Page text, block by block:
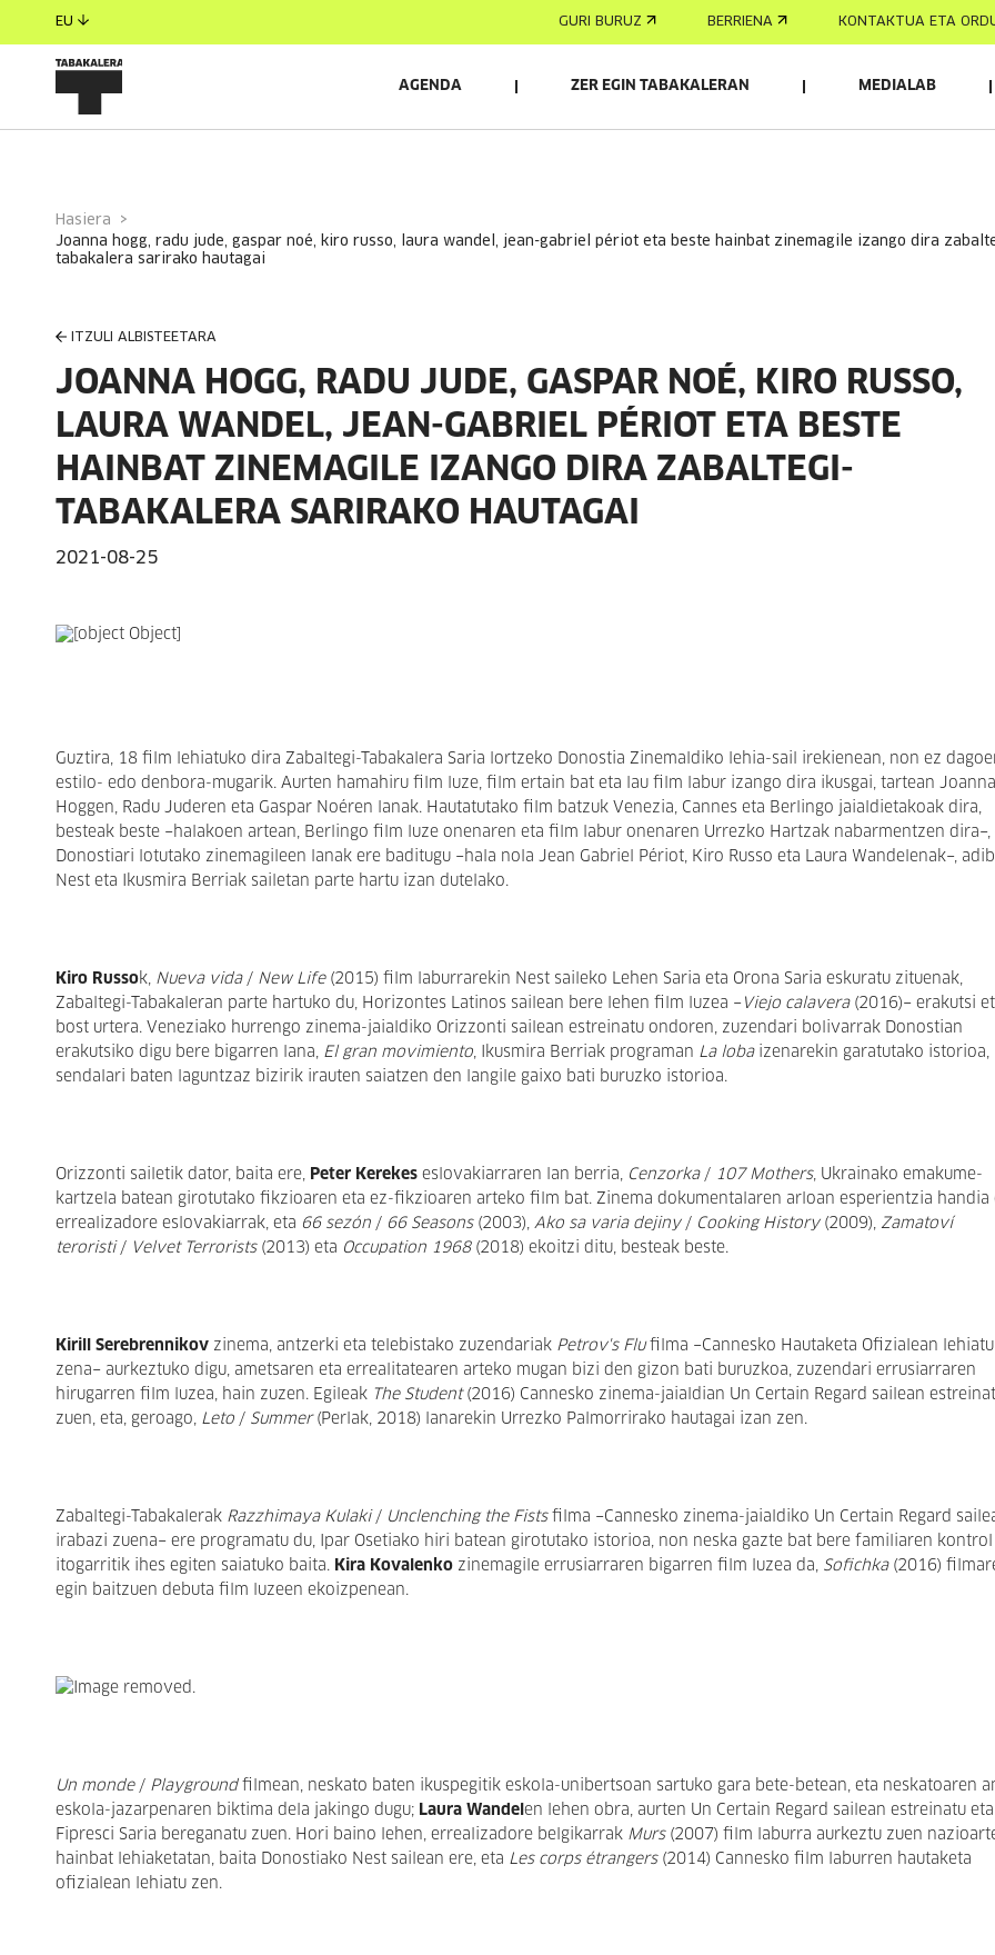
EU GURI BURUZ BERRIENA KONTAKTUA ETA
AGENDA ZER EGIN TABAKALERAN MEDIALAB
Hasiera
joanna hogg, radu jude, gaspar noé, kiro russo, laura wandel, jean-gabriel périot eta beste hainbat zinemagile izango dira zabaltegi-
tabakalera sarirako hautagai
ITZULI ALBISTEETARA
JOANNA HOGG, RADU JUDE, GASPAR NOÉ, KIRO RUSSO,
LAURA WANDEL, JEAN-GABRIEL PÉRIOT ETA BESTE
HAINBAT ZINEMAGILE IZANGO DIRA ZABALTEGI-
TABAKALERA SARIRAKO HAUTAGAI
2021-08-25
Guztira, 18 film lehiatuko dira Zabaltegi-Tabakalera Saria lortzeko Donostia Zinemaldiko lehia-sail irekienean, non ez
estilo- edo denbora-mugarik. Aurten hamahiru film luze, film ertain bat eta lau film labur izango dira ikusgai, tartean Joanna
Hoggen, Radu Juderen eta Gaspar Noéren lanak. Hautatutako film batzuk Venezia, Cannes eta Berlingo jaialdietakoak dira,
besteak beste −halakoen artean, Berlingo film luze onenaren eta film labur onenaren Urrezko Hartzak nabarmentzen dira−,
Donostiari lotutako zinemagileen lanak ere baditugu −hala nola Jean Gabriel Périot, Kiro Russo eta Laura Wandelenak−,
Nest eta Ikusmira Berriak sailetan parte hartu izan dutelako.
Kiro Russok, Nueva vida / New Life(2015) film laburrarekin Nest saileko Lehen Saria eta Orona Saria eskuratu zituenak,
Zabaltegi-Tabakaleran parte hartuko du, Horizontes Latinos sailean bere lehen film luzea − Viejo calavera(2016)− erakutsi
bost urtera. Veneziako hurrengo zinema-jaialdiko Orizzonti sailean estreinatu ondoren, zuzendari bolivarrak Donostian
erakutsiko digu bere bigarren lana, El gran movimiento, Ikusmira Berriak programan La lobaizenarekin garatutako istorioa,
sendalari baten laguntzaz bizirik irauten saiatzen den langile gaixo bati buruzko istorioa.
Orizzonti sailetik dator, baita ere, Peter Kerekes eslovakiarraren lan berria, Cenzorka / 107 Mothers, Ukrainako emakume-
kartzela batean girotutako fikzioaren eta ez-fikzioaren arteko film bat. Zinema dokumentalaren arloan esperientzia handia
errealizadore eslovakiarrak, eta 66 sezón / 66 Seasons(2003), Ako sa varia dejiny/ Cooking History(2009), Zamatoví
teroristi/ Velvet Terrorists(2013) eta Occupation 1968(2018) ekoitzi ditu, besteak beste.
Kirill Serebrennikov zinema, antzerki eta telebistako zuzendariak Petrov's Flufilma −Cannesko Hautaketa Ofizialean lehiatu
zena− aurkeztuko digu, ametsaren eta errealitatearen arteko mugan bizi den gizon bati buruzkoa, zuzendari errusiarraren
hirugarren film luzea, hain zuzen. Egileak The Student(2016) Cannesko zinema-jaialdian Un Certain Regard sailean
zuen, eta, geroago, Leto / Summer(Perlak, 2018) lanarekin Urrezko Palmorrirako hautagai izan zen.
Zabaltegi-Tabakalerak Razzhimaya Kulaki / Unclenching the Fistsfilma −Cannesko zinema-jaialdiko Un Certain Regard
irabazi zuena− ere programatu du, Ipar Osetiako hiri batean girotutako istorioa, non neska gazte bat bere familiaren kontrol
itogarritik ihes egiten saiatuko baita. Kira Kovalenko zinemagile errusiarraren bigarren film luzea da, Sofichka(2016)
egin baitzuen debuta film luzeen ekoizpenean.
Un monde/ Playgroundfilmean, neskato baten ikuspegitik eskola-unibertsoan sartuko gara bete-betean, eta neskatoaren
eskola-jazarpenaren biktima dela jakingo dugu; Laura Wandel en lehen obra, aurten Un Certain Regard sailean estreinatu eta
Fipresci Saria bereganatu zuen. Hori baino lehen, errealizadore belgikarrak Murs(2007) film laburra aurkeztu zuen
hainbat lehiaketatan, baita Donostiako Nest sailean ere, eta Les corps étrangers(2014) Cannesko film laburren hautaketa
ofizialean lehiatu zen.